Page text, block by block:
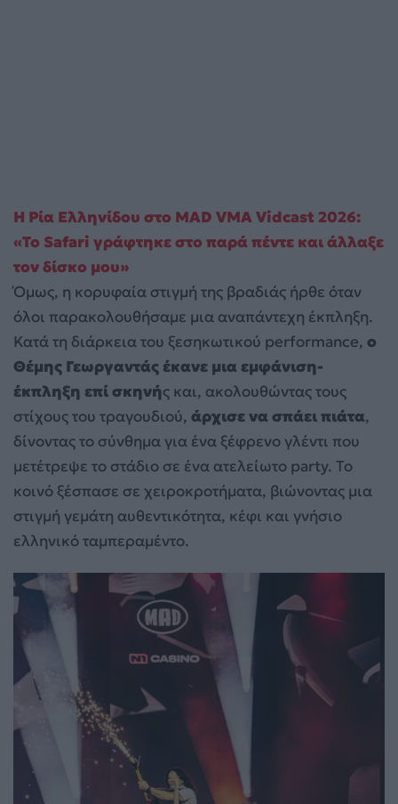
Η Ρία Ελληνίδου στο MAD VMA Vidcast 2026:
«Το Safari γράφτηκε στο παρά πέντε και άλλαξε
τον δίσκο μου»
Όμως, η κορυφαία στιγμή της βραδιάς ήρθε όταν
όλοι παρακολουθήσαμε μια αναπάντεχη έκπληξη.
Κατά τη διάρκεια του ξεσηκωτικού performance, ο
Θέμης Γεωργαντάς έκανε μια εμφάνιση-
έκπληξη επί σκηνής και, ακολουθώντας τους
στίχους του τραγουδιού, άρχισε να σπάει πιάτα,
δίνοντας το σύνθημα για ένα ξέφρενο γλέντι που
μετέτρεψε το στάδιο σε ένα ατελείωτο party. Το
κοινό ξέσπασε σε χειροκροτήματα, βιώνοντας μια
στιγμή γεμάτη αυθεντικότητα, κέφι και γνήσιο
ελληνικό ταμπεραμέντο.